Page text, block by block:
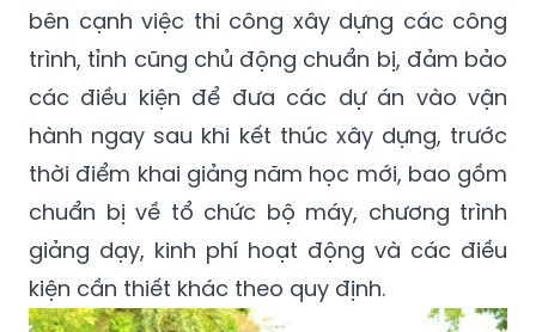
bên cạnh việc thi công xây dựng các công
trình, tỉnh cũng chủ động chuẩn bị, đảm bảo
các điều kiện để đưa các dự án vào vận
hành ngay sau khi kết thúc xây dựng, trước
thời điểm khai giảng năm học mới, bao gồm
chuẩn bị về tổ chức bộ máy, chương trình
giảng dạy, kinh phí hoạt động và các điều
kiện cần thiết khác theo quy định.